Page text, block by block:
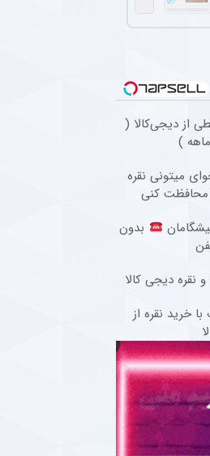
و توانسته گل های زیادی را به ثمر برساند.
به دلیل بسته ماندن پنجره نقل‌وانتقالاتی به
جدید
مسابقات لیگ برتر خواهد شد که مربی جدیدی به
شد + عکس
از دیجی‌کالا (
میتونی نقره
محافظت کنی
بدون
نقره دیجی کالا
خرید نقره از